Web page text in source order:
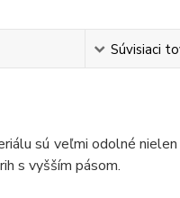
Súvisiaci
sú veľmi odolné
s vyšším pásom.